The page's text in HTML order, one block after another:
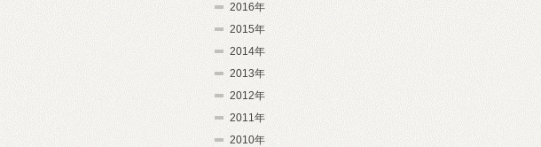
2016年
2015年
2014年
2013年
2012年
2011年
2010年